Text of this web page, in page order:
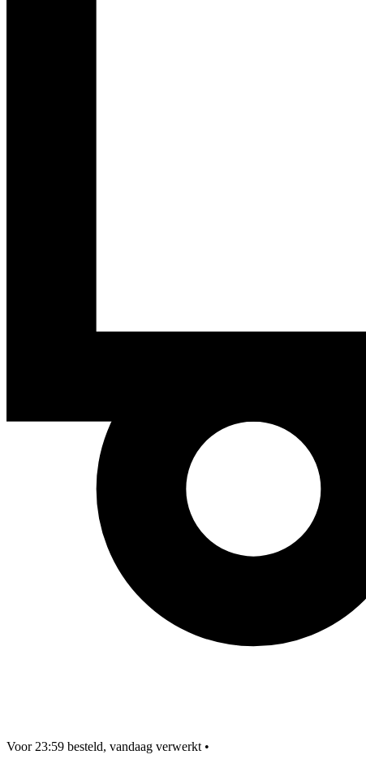
Voor 23:59 besteld, vandaag verwerkt •